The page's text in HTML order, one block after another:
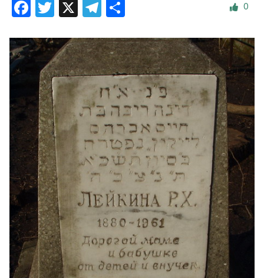
Facebook
Twitter Telegram 0